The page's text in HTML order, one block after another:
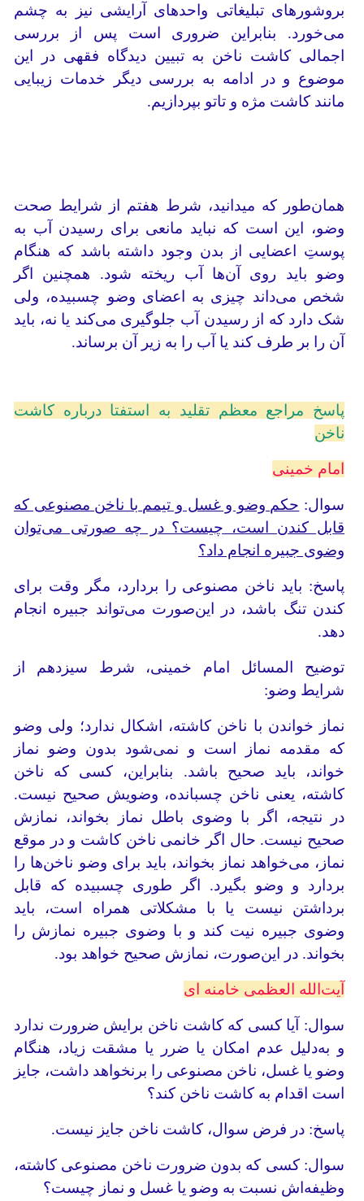
بروشورهای تبلیغاتی واحدهای آرایشی نیز به چشم
می‌خورد. بنابراین ضروری است پس از بررسی
اجمالی کاشت ناخن به تبیین دیدگاه فقهی در این
موضوع و در ادامه به بررسی دیگر خدمات زیبایی
مانند کاشت مژه و تاتو بپردازیم.
همان‌طور که می‎دانید، شرط هفتم از شرایط صحت
وضو، این است که نباید مانعی برای رسیدن آب به
پوستِ اعضایی از بدن وجود داشته باشد که هنگام
وضو باید روی آن‌ها آب ریخته شود. همچنین اگر
شخص می‌داند چیزی به اعضای وضو چسبیده، ولی
شک دارد که از رسیدن آب جلوگیری می‌کند یا نه، باید
آن را بر طرف کند یا آب را به زیر آن برساند.
پاسخ مراجع معظم تقلید به استفتا درباره کاشت
ناخن
امام خمینی
سوال: حکم وضو و غسل و تیمم با ناخن مصنوعی که
قابل کندن است، چیست؟ در چه صورتی می‌توان
وضوی جبیره انجام داد؟
پاسخ: باید ناخن مصنوعی را بردارد، مگر وقت برای
کندن تنگ باشد، در این‌صورت می‌تواند جبیره انجام
دهد.
توضیح المسائل امام خمینی، شرط سیزدهم از
شرایط وضو:
نماز خواندن با ناخن کاشته، اشکال ندارد؛ ولی وضو
که مقدمه نماز است و نمی‌شود بدون وضو نماز
خواند، باید صحیح باشد. بنابراین، کسی که ناخن
کاشته، یعنی ناخن چسبانده، وضویش صحیح نیست.
در نتیجه، اگر با وضوی باطل نماز بخواند، نمازش
صحیح نیست. حال اگر خانمی ناخن کاشت و در موقع
نماز، می‌خواهد نماز بخواند، باید برای وضو ناخن‌ها را
بردارد و وضو بگیرد. اگر طوری چسبیده که قابل
برداشتن نیست یا با مشکلاتی همراه است، باید
وضوی جبیره نیت کند و با وضوی جبیره نمازش را
بخواند. در این‌صورت، نمازش صحیح خواهد بود.
آیت‌الله العظمی خامنه ای
سوال: آیا کسی که کاشت ناخن برایش ضرورت ندارد
و به‌دلیل عدم امکان یا ضرر یا مشقت زیاد، هنگام
وضو یا غسل، ناخن مصنوعی را برنخواهد داشت، جایز
است اقدام به کاشت ناخن کند؟
پاسخ: در فرض سوال، کاشت ناخن جایز نیست.
سوال: کسی که بدون ضرورت ناخن مصنوعی کاشته،
وظیفه‌اش نسبت به وضو یا غسل و نماز چیست؟